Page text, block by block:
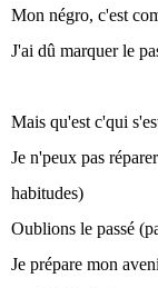
Mon négro, c'est
J'ai dû marquer le
Mais qu'est c'qui
Je n'peux pas
habitudes)
Oublions le passé
Je prépare mon